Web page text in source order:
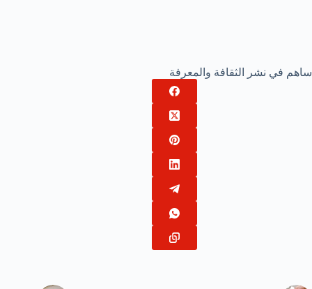
ساهم في نشر الثقافة والمعرفة